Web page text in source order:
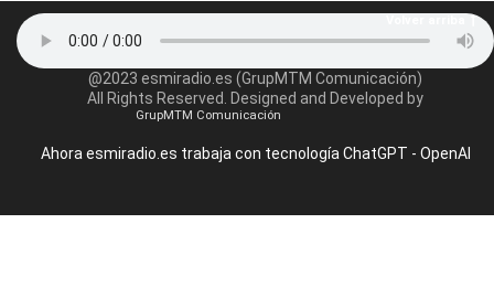
@2023 esmiradio.es (GrupMTM Comunicación)
All Rights Reserved. Designed and Developed by
GrupMTM Comunicación
Ahora esmiradio.es trabaja con tecnología ChatGPT - OpenAI